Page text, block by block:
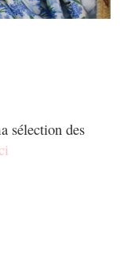
sélection des